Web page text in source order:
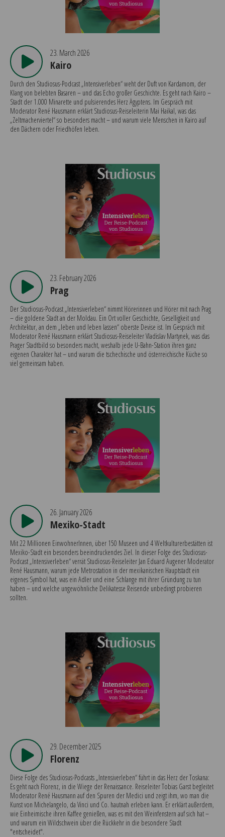
23. March 2026
Kairo
Durch den Studiosus-Podcast „Intensiverleben“ weht der Duft von Kardamom, der
Klang von belebten Basaren – und das Echo großer Geschichte. Es geht nach Kairo –
Stadt der 1.000 Minarette und pulsierendes Herz Ägyptens. Im Gespräch mit
Moderator René Hausmann erklärt Studiosus-Reiseleiterin Mai Haikal, was das
„Zeltmacherviertel“ so besonders macht – und warum viele Menschen in Kairo auf
den Dächern oder Friedhöfen leben.
23. February 2026
Prag
Der Studiosus-Podcast „Intensiverleben“ nimmt Hörerinnen und Hörer mit nach Prag
– die goldene Stadt an der Moldau. Ein Ort voller Geschichte, Geselligkeit und
Architektur, an dem „leben und leben lassen“ oberste Devise ist. Im Gespräch mit
Moderator René Hausmann erklärt Studiosus-Reiseleiter Vladislav Martynek, was das
Prager Stadtbild so besonders macht, weshalb jede U-Bahn-Station ihren ganz
eigenen Charakter hat – und warum die tschechische und österreichische Küche so
viel gemeinsam haben.
26. January 2026
Mexiko-Stadt
Mit 22 Millionen EinwohnerInnen, über 150 Museen und 4 Weltkulturerbestätten ist
Mexiko-Stadt ein besonders beeindruckendes Ziel. In dieser Folge des Studiosus-
Podcast „Intensiverleben“ verrät Studiosus-Reiseleiter Jan Eduard Augener Moderator
René Hausmann, warum jede Metrostation in der mexikanischen Hauptstadt ein
eigenes Symbol hat, was ein Adler und eine Schlange mit ihrer Gründung zu tun
haben – und welche ungewöhnliche Delikatesse Reisende unbedingt probieren
sollten.
29. December 2025
Florenz
Diese Folge des Studiosus-Podcasts „Intensiverleben“ führt in das Herz der Toskana:
Es geht nach Florenz, in die Wiege der Renaissance. Reiseleiter Tobias Garst begleitet
Moderator René Hausmann auf den Spuren der Medici und zeigt ihm, wo man die
Kunst von Michelangelo, da Vinci und Co. hautnah erleben kann. Er erklärt außerdem,
wie Einheimische ihren Kaffee genießen, was es mit den Weinfenstern auf sich hat –
und warum ein Wildschwein über die Rückkehr in die besondere Stadt
"entscheidet".